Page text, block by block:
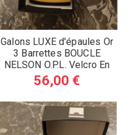
Galons LUXE d'épaules Or
3 Barrettes BOUCLE
NELSON O.P.L. Velcro En
Boite de...
56,00 €